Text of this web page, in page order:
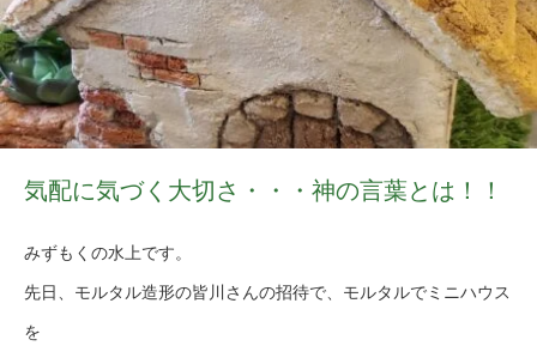
気配に気づく大切さ・・・神の言葉とは！！
みずもくの水上です。
先日、モルタル造形の皆川さんの招待で、モルタルでミニハウス
を